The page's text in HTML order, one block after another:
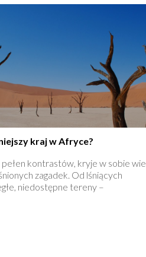
kraj w Afryce?
kontrastów, kryje w sobie
zagadek. Od lśniących
niedostępne tereny –